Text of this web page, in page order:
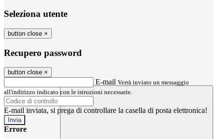
Seleziona utente
button close ×
Recupero password
button close ×
E-mail Verrà inviato un messaggio
all'indirizzo indicato con le istruzioni necessarie.
E-mail inviata, si prega di controllare la casella di posta elettronica!
Errore